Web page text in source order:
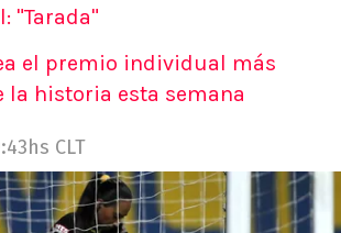
"Tarada"
el premio individual más
la historia esta semana
CLT